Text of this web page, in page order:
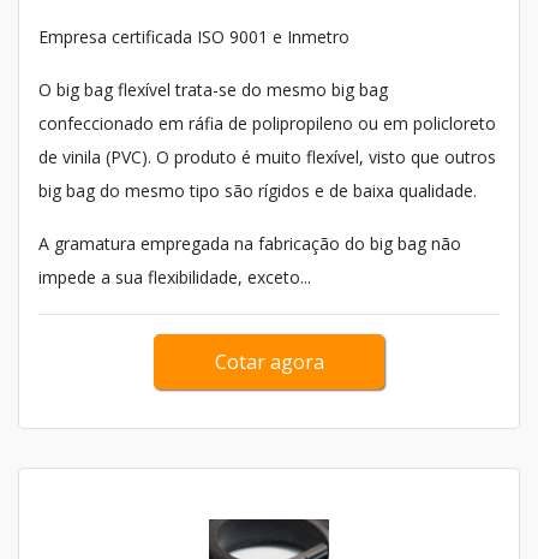
Empresa certificada ISO 9001 e Inmetro
O big bag flexível trata-se do mesmo big bag
confeccionado em ráfia de polipropileno ou em policloreto
de vinila (PVC). O produto é muito flexível, visto que outros
big bag do mesmo tipo são rígidos e de baixa qualidade.
A gramatura empregada na fabricação do big bag não
impede a sua flexibilidade, exceto...
Cotar agora